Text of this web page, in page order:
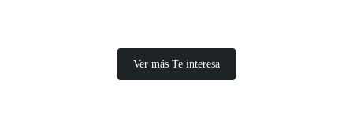
Ver más Te interesa